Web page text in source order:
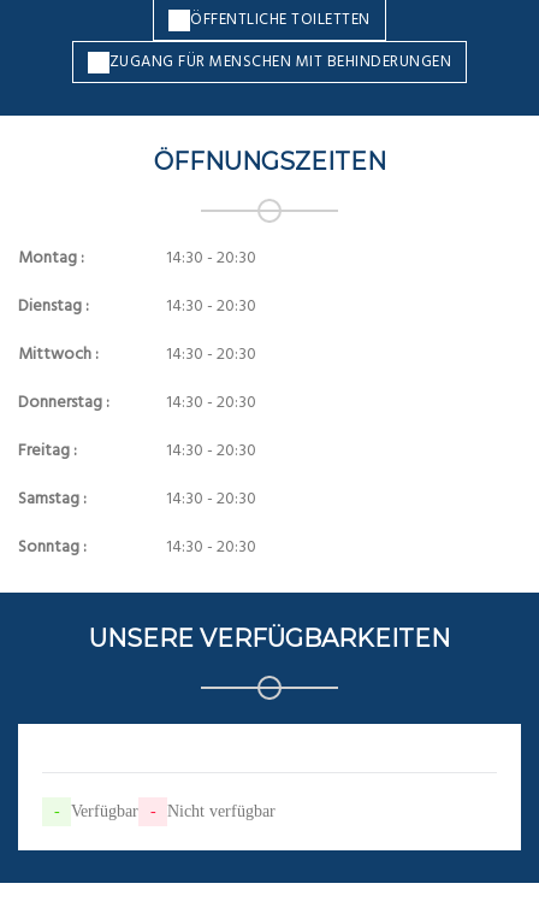
ÖFFENTLICHE TOILETTEN
ZUGANG FÜR MENSCHEN MIT BEHINDERUNGEN
ÖFFNUNGSZEITEN
Montag :
14:30 - 20:30
Dienstag :
14:30 - 20:30
Mittwoch :
14:30 - 20:30
Donnerstag :
14:30 - 20:30
Freitag :
14:30 - 20:30
Samstag :
14:30 - 20:30
Sonntag :
14:30 - 20:30
UNSERE VERFÜGBARKEITEN
- Verfügbar - Nicht verfügbar